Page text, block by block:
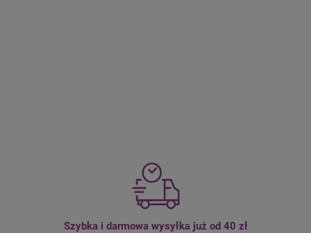
Szybka i darmowa wysyłka już od 40 zł